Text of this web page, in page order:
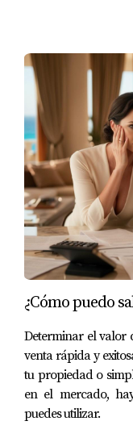
Porque
✓ locales
✓ extranjeros
✓ inversionistas
✓ segunda
✓ renta
✓ compradores
Cabo
Podemos
1. Cabo
Ejemplos:
¿Cómo puedo
Determinar el valor
venta rápida y
tu propiedad o
en el mercado,
puedes utilizar.